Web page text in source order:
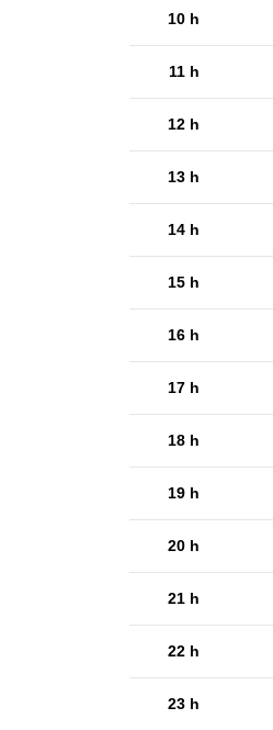
10 h
11 h
12 h
13 h
14 h
15 h
16 h
17 h
18 h
19 h
20 h
21 h
22 h
23 h